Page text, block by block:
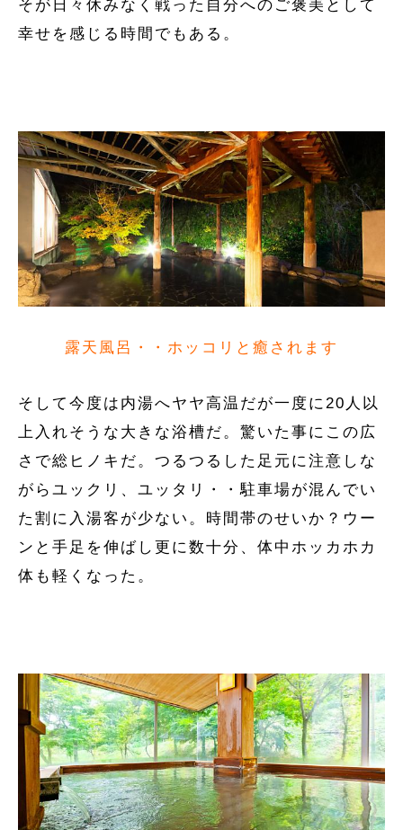
そが日々休みなく戦った自分へのご褒美として
幸せを感じる時間でもある。
露天風呂・・ホッコリと癒されます
そして今度は内湯へヤヤ高温だが一度に20人以
上入れそうな大きな浴槽だ。驚いた事にこの広
さで総ヒノキだ。つるつるした足元に注意しな
がらユックリ、ユッタリ・・駐車場が混んでい
た割に入湯客が少ない。時間帯のせいか？ウー
ンと手足を伸ばし更に数十分、体中ホッカホカ
体も軽くなった。